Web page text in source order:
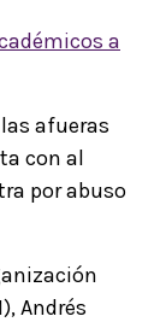
a
afueras
con al
por abuso
Andrés